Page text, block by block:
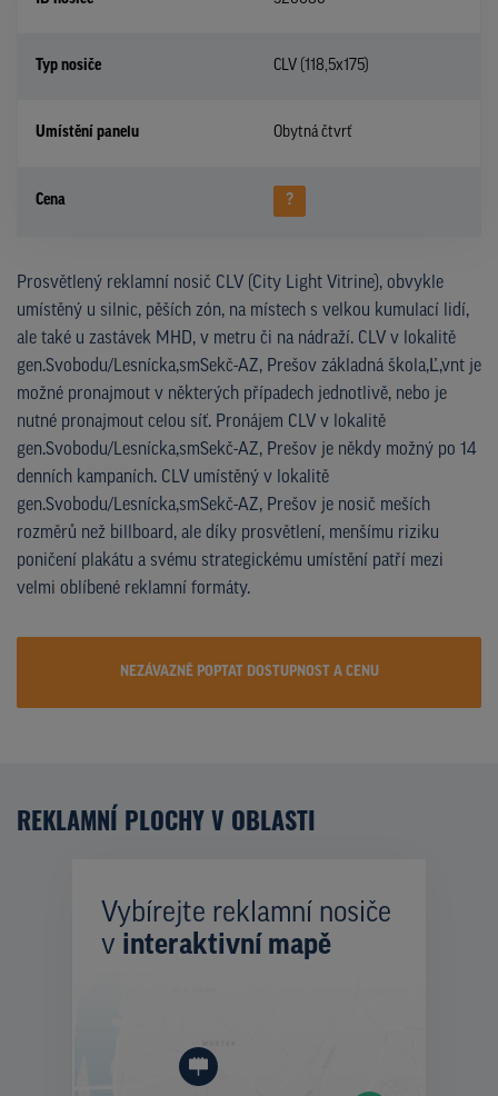
Typ nosiče CLV (118,5x175)
Umístění panelu Obytná čtvrť
Cena ?
Prosvětlený reklamní nosič CLV (City Light Vitrine), obvykle
umístěný u silnic, pěších zón, na místech s velkou kumulací lidí,
ale také u zastávek MHD, v metru či na nádraží. CLV v lokalitě
gen.Svobodu/Lesnícka,smSekč-AZ, Prešov základná škola,Ľ,vnt je
možné pronajmout v některých případech jednotlivě, nebo je
nutné pronajmout celou síť. Pronájem CLV v lokalitě
gen.Svobodu/Lesnícka,smSekč-AZ, Prešov je někdy možný po 14
denních kampaních. CLV umístěný v lokalitě
gen.Svobodu/Lesnícka,smSekč-AZ, Prešov je nosič meších
rozměrů než billboard, ale díky prosvětlení, menšímu riziku
poničení plakátu a svému strategickému umístění patří mezi
velmi oblíbené reklamní formáty.
NEZÁVAZNĚ POPTAT DOSTUPNOST A CENU
REKLAMNÍ PLOCHY V OBLASTI
Vybírejte reklamní nosiče
v interaktivní mapě